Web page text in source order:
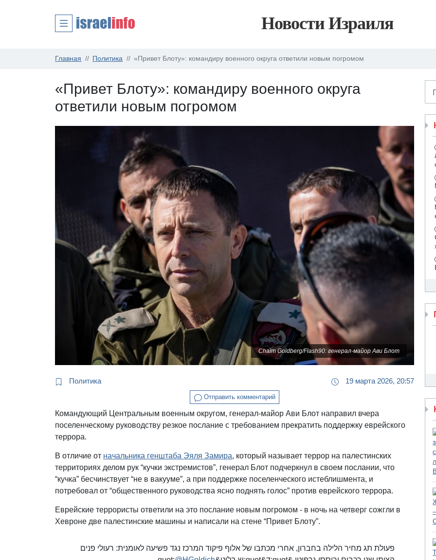
Новости Израиля
Главная Политика «Привет Блоту»: командиру военного округа ответили новым погромом
«Привет Блоту»: командиру военного округа
ответили новым погромом
Chaim Goldberg/Flash90: генерал-майор Ави Блот
Политика 19 марта 2026, 20:57
Отправить комментарий
Командующий Центральным военным округом, генерал-майор Ави Блот направил вчера
поселенческому руководству резкое послание с требованием прекратить поддержку еврейского
террора.
В отличие от начальника генштаба Эяля Замира, который называет террор на палестинских
территориях делом рук “кучки экстремистов”, генерал Блот подчеркнул в своем послании, что
“кучка” бесчинствует “не в вакууме”, а при поддержке поселенческого истеблишмента, и
потребовал от “общественного руководства ясно поднять голос” против еврейского террора.
Еврейские террористы ответили на это послание новым погромом - в ночь на четверг сожгли в
Хевроне две палестинские машины и написали на стене “Привет Блоту”.
פעולת תג מחיר הלילה בחברון, אחרי מכתבו של אלוף פיקוד המרכז נגד פשיעה לאומנית: רעולי פנים